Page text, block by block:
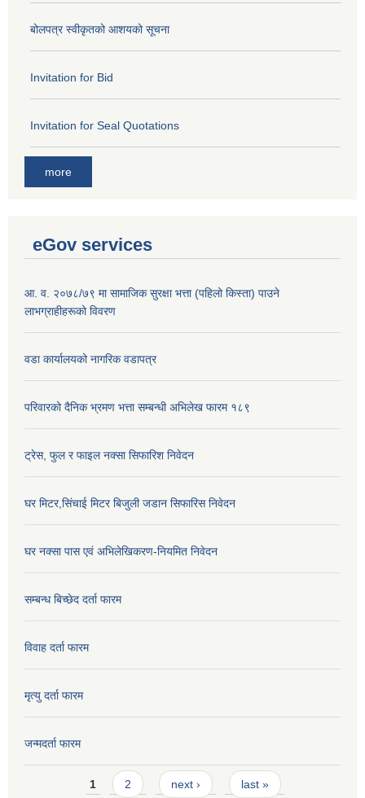
बोलपत्र स्वीकृतको आशयको सूचना
Invitation for Bid
Invitation for Seal Quotations
more
eGov services
आ. व. २०७८/७९ मा सामाजिक सुरक्षा भत्ता (पहिलो किस्ता) पाउने
लाभग्राहीहरूको विवरण
वडा कार्यालयको नागरिक वडापत्र
परिवारको दैनिक भ्रमण भत्ता सम्बन्धी अभिलेख फारम १८९
ट्रेस, फुल र फाइल नक्सा सिफारिश निवेदन
घर मिटर,सिंचाई मिटर बिजुली जडान सिफारिस निवेदन
घर नक्सा पास एवं अभिलेखिकरण-नियमित निवेदन
सम्बन्ध बिच्छेद दर्ता फारम
विवाह दर्ता फारम
मृत्यु दर्ता फारम
जन्मदर्ता फारम
Pages1 2 next › last »